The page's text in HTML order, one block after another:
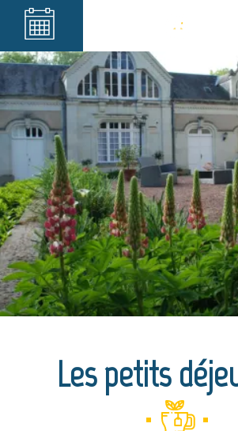
Les petits